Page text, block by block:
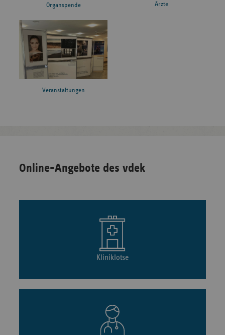
Organspende Ärzte
Veranstaltungen
Online-Angebote des vdek
Kliniklotse